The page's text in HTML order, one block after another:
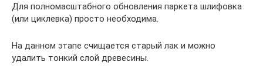
Для полномасштабного обновления паркета шлифовка
(или циклевка) просто необходима.
На данном этапе счищается старый лак и можно
удалить тонкий слой древесины.